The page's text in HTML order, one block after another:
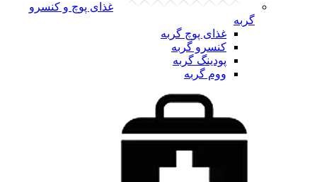
غذای پوچ و کنسرو
گربه
غذای پوچ گربه
کنسرو گربه
پودینگ گربه
ووم گربه